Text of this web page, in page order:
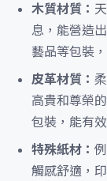
木質材質：
息，能營造
藝品等包裝
皮革材質：
高貴和尊榮
包裝，能有
特殊紙材：
觸感舒適，